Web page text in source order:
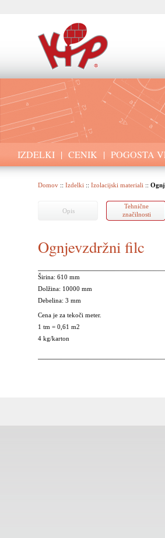
IZDELKI | CENIK | POGOSTA
Domov :: Izdelki :: Izolacijski materiali ::
Opis
Tehnične
značilnosti
Ognjevzdržni filc
Širina: 610 mm
Dolžina: 10000 mm
Debelina: 3 mm
Cena je za tekoči meter.
1 tm = 0,61 m2
4 kg/karton